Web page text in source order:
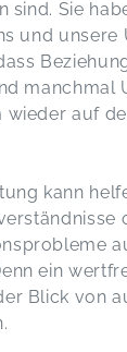
sind. Sie
und unsere
manchmal
wieder auf
kann
ein
Blick von